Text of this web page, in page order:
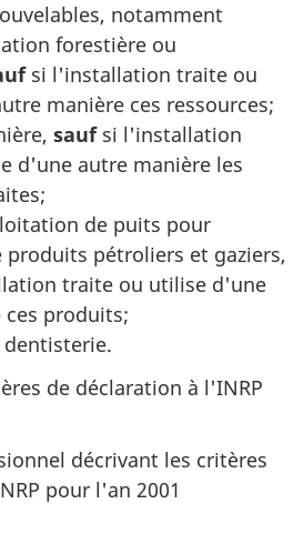
notamment
forestière ou
si l'installation traite ou
manière ces ressources;
saufsi l'installation
d'une autre manière les
de puits pour
pétroliers et gaziers,
traite ou utilise d'une
produits;
de déclaration à l'INRP